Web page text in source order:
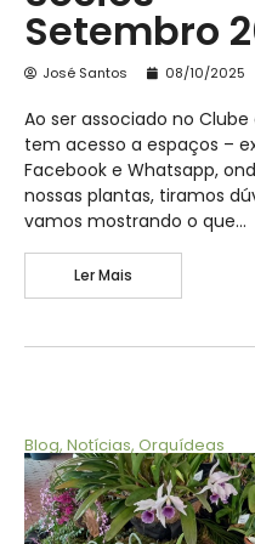
Setembro
José Santos 08/10/2025
Ao ser associado no
tem acesso a espaços –
Facebook e Whatsapp,
nossas plantas, tiramos
vamos mostrando o que…
Ler Mais
Blog, Notícias, Orquídeas